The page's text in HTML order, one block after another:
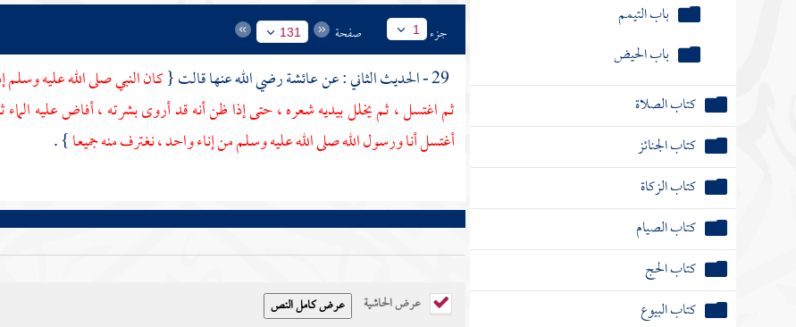
باب التيمم
باب الحيض
كتاب الصلاة
كتاب الجنائز
كتاب الزكاة
كتاب الصيام
كتاب الحج
كتاب البيوع
جزء 1 صفحة 131
عائشةرضي الله عنها قالت {كان النبي صلى الله عليه
ثم اغتسل ، ثم يخلل بيديه شعره ، حتى إذا ظن أنه قد أروى بشرته ، أفاض عليه
أغتسل أنا ورسول الله صلى الله عليه وسلم من إناء واحد ، نغترف منه جميعا} .
عرض الحاشية